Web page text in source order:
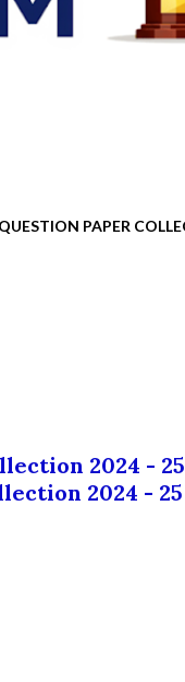
PAPER
2024 - 25
2024 - 25